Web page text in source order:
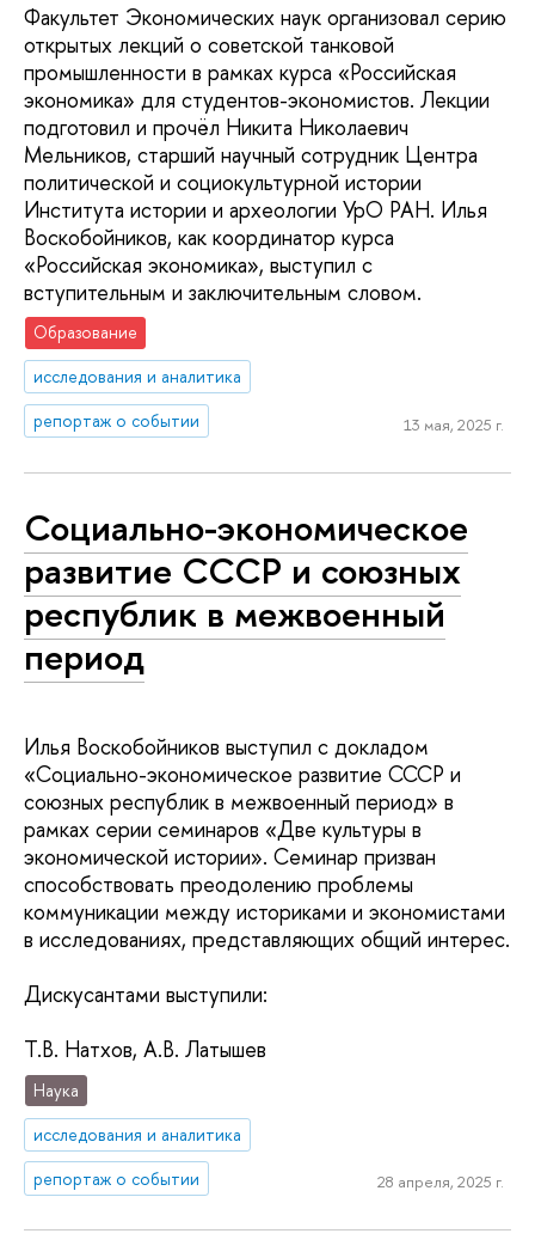
Факультет Экономических наук организовал серию
открытых лекций о советской танковой
промышленности в рамках курса «Российская
экономика» для студентов-экономистов. Лекции
подготовил и прочёл Никита Николаевич
Мельников, старший научный сотрудник Центра
политической и социокультурной истории
Института истории и археологии УрО РАН. Илья
Воскобойников, как координатор курса
«Российская экономика», выступил с
вступительным и заключительным словом.
Образование
исследования и аналитика
репортаж о событии
13 мая, 2025 г.
Социально-экономическое
развитие СССР и союзных
республик в межвоенный
период
Илья Воскобойников выступил с докладом
«Социально-экономическое развитие СССР и
союзных республик в межвоенный период» в
рамках серии семинаров «Две культуры в
экономической истории». Семинар призван
способствовать преодолению проблемы
коммуникации между историками и экономистами
в исследованиях, представляющих общий интерес.
Дискусантами выступили:
Т.В. Натхов, А.В. Латышев
Наука
исследования и аналитика
репортаж о событии
28 апреля, 2025 г.